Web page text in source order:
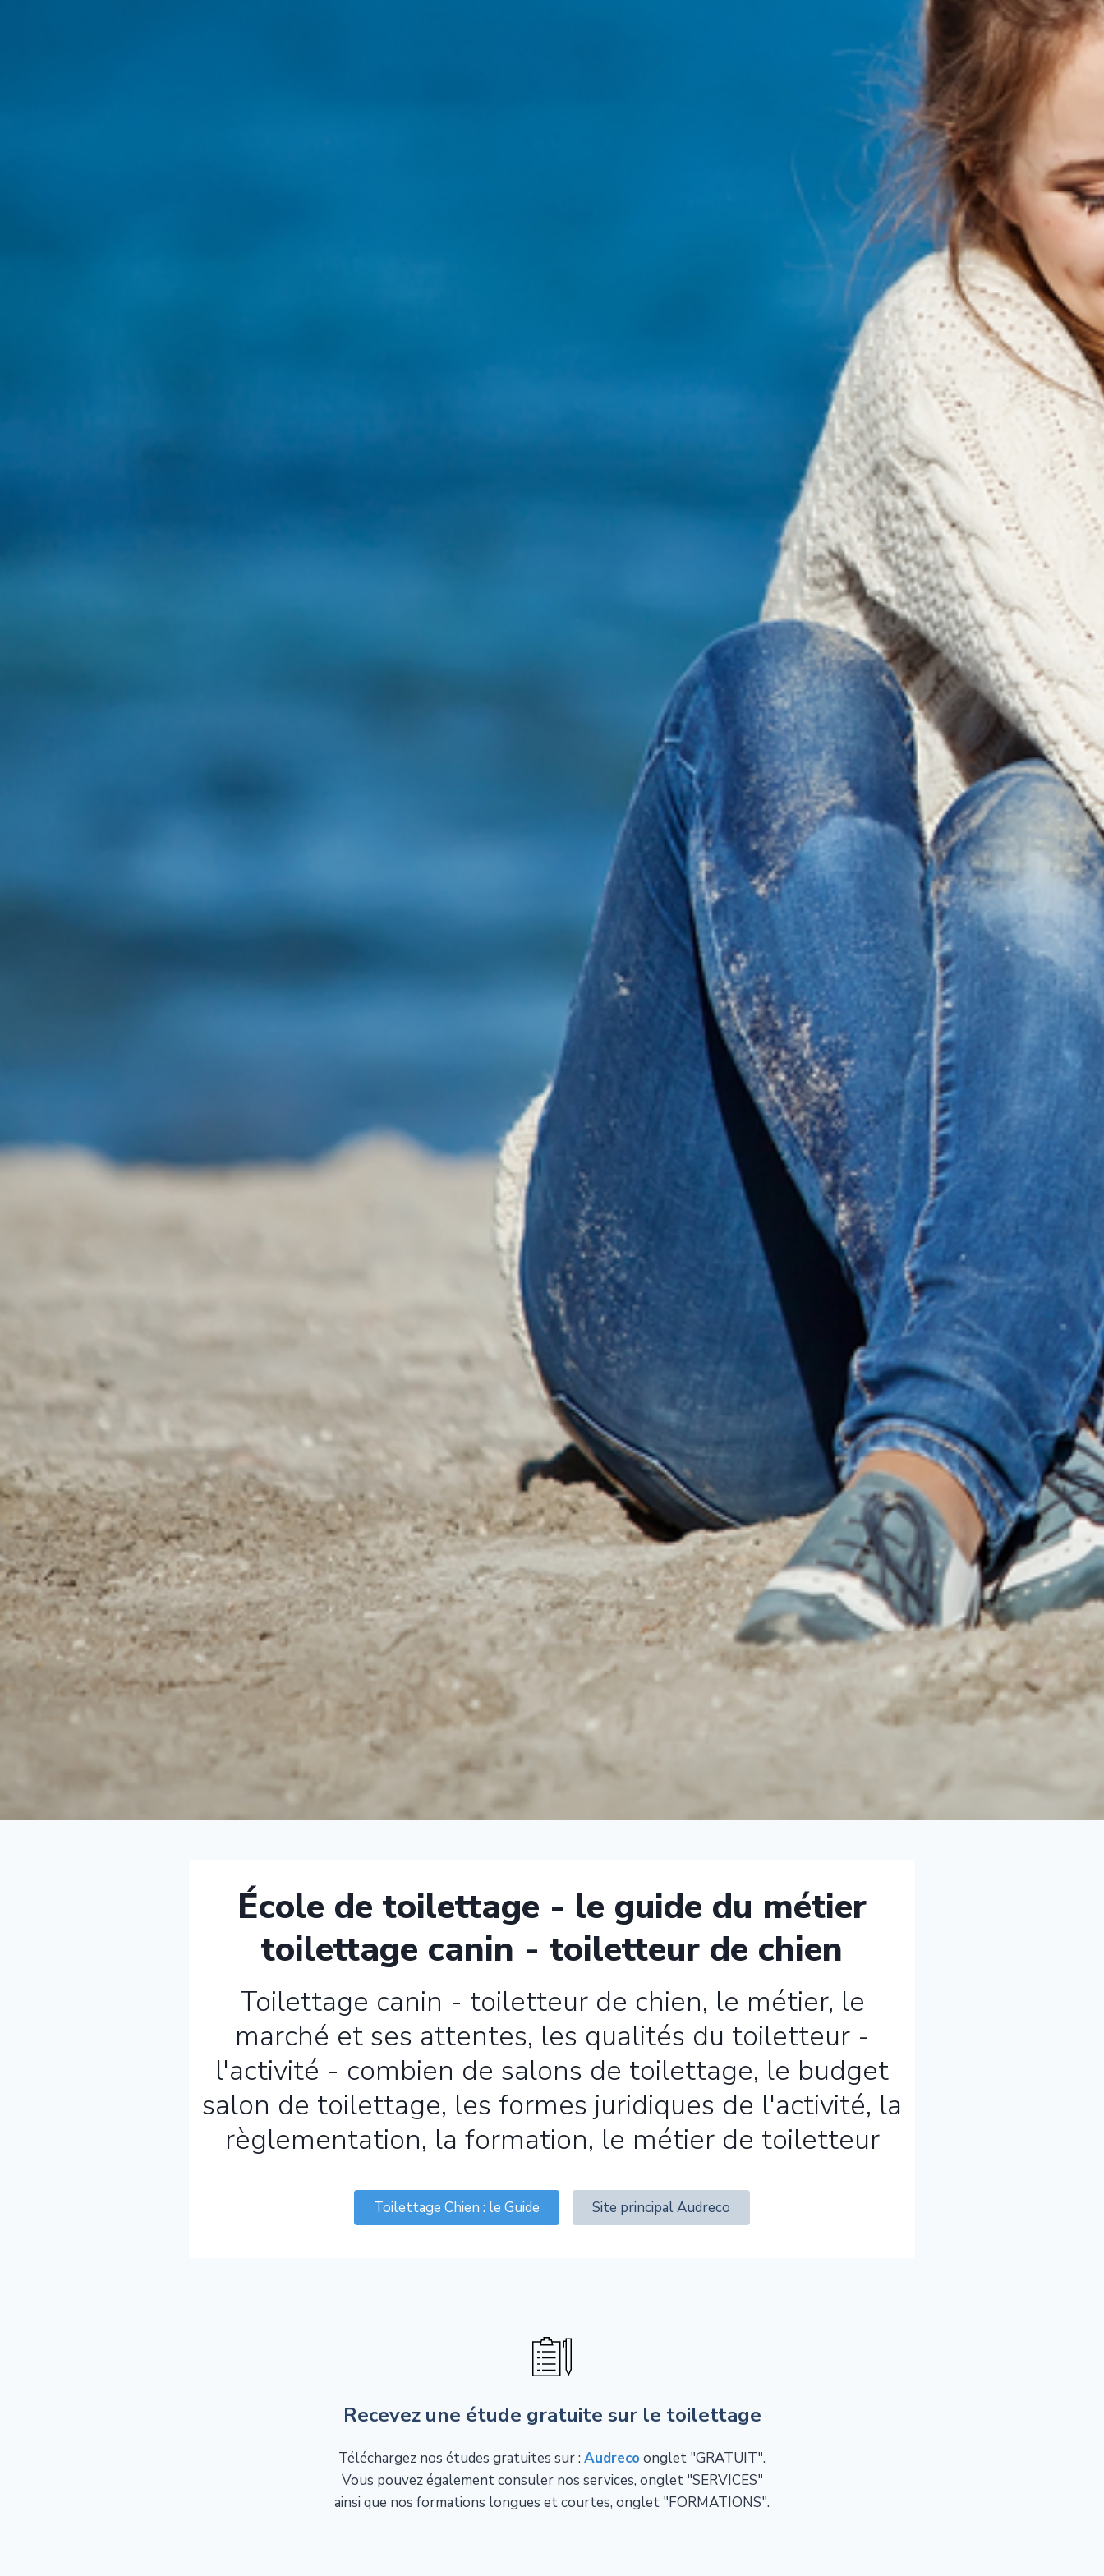
École de toilettage - le guide du métier
toilettage canin - toiletteur de chien
Toilettage canin - toiletteur de chien, le métier, le
marché et ses attentes, les qualités du toiletteur -
l'activité - combien de salons de toilettage, le budget
salon de toilettage, les formes juridiques de l'activité, la
règlementation, la formation, le métier de toiletteur
Toilettage Chien : le Guide Site principal Audreco
Recevez une étude gratuite sur le toilettage
Téléchargez nos études gratuites sur : Audreco onglet "GRATUIT".
Vous pouvez également consuler nos services, onglet "SERVICES"
ainsi que nos formations longues et courtes, onglet "FORMATIONS".